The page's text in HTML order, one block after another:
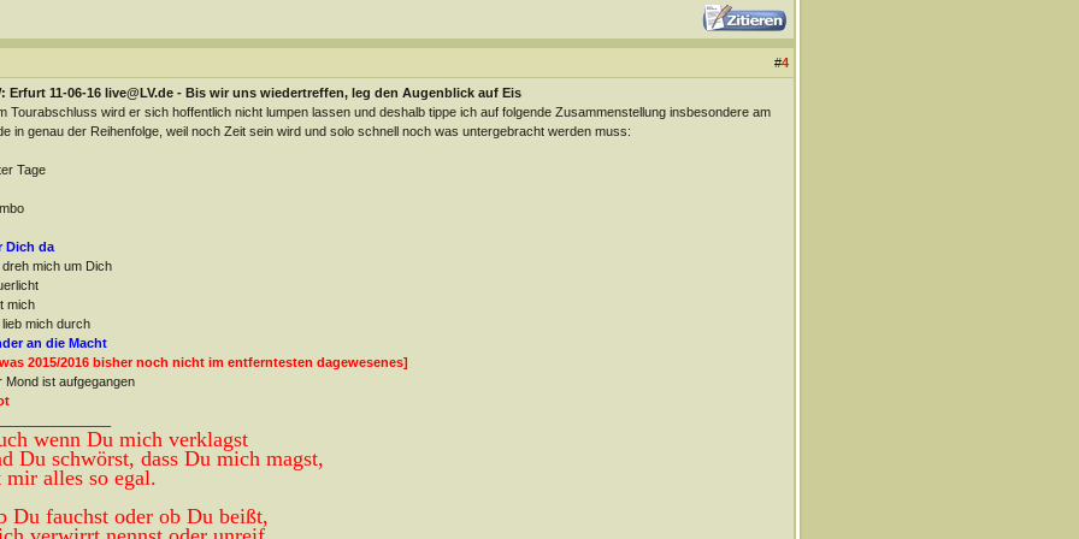
#4
Erfurt 11-06-16 live@LV.de - Bis wir uns wiedertreffen, leg den Augenblick auf Eis
Tourabschluss wird er sich hoffentlich nicht lumpen lassen und deshalb tippe ich auf folgende Zusammenstellung insbesondere am
in genau der Reihenfolge, weil noch Zeit sein wird und solo schnell noch was untergebracht werden muss:
Tage
Dich da
mich um Dich
mich
mich durch
an die Macht
2015/2016 bisher noch nicht im entferntesten dagewesenes]
Mond ist aufgegangen
wenn Du mich verklagst
Du schwörst, dass Dumich magst,
mir alles so egal.
Du fauchst oder ob Du beißt,